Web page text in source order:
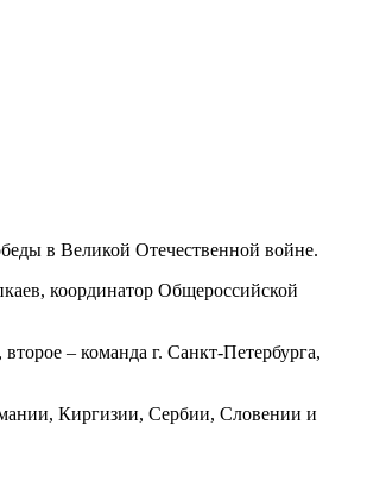
в Великой Отечественной войне.
координатор Общероссийской
– команда г. Санкт-Петербурга,
Киргизии, Сербии, Словении и